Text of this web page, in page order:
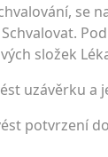
se
složek
uzávěrku a
potvrzení